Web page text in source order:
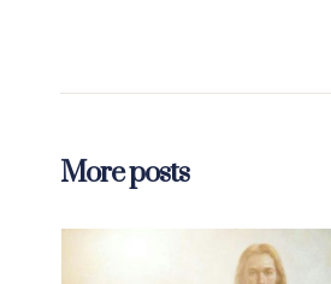
More posts